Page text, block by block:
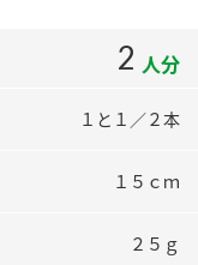
2 人分
１と１／２本
１５ｃｍ
２５ｇ